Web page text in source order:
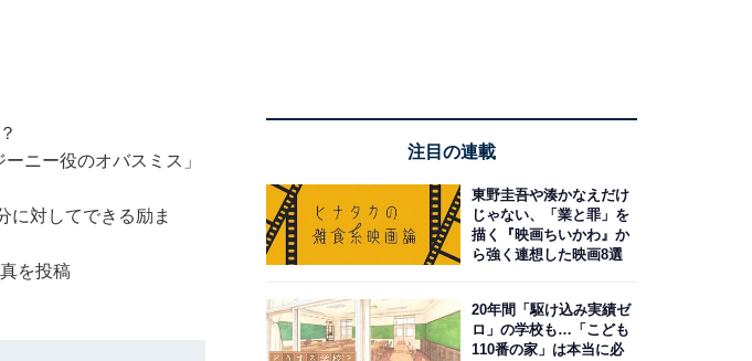
ニー役のオバスミス」
に対してできる励ま
を投稿
注目の連載
東野圭吾や湊かなえだけ
じゃない、「業と罪」を
描く『映画ちいかわ』か
ら強く連想した映画8選
20年間「駆け込み実績ゼ
ロ」の学校も…「こども
110番の家」は本当に必